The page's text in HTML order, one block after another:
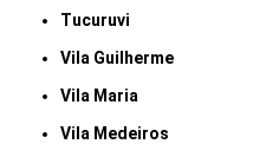
Tucuruvi
Vila Guilherme
Vila Maria
Vila Medeiros